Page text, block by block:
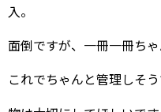
入。
面倒ですが、一冊一冊ち
これでちゃんと管理しそう